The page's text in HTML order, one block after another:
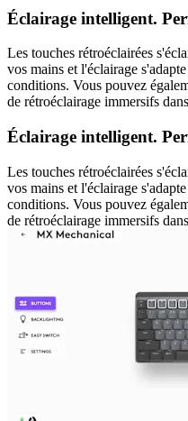
Éclairage intelligent.
Les touches rétroéclairées
vos mains et l'éclairage
conditions. Vous pouvez
de rétroéclairage immersifs
Éclairage intelligent.
Les touches rétroéclairées
vos mains et l'éclairage
conditions. Vous pouvez
de rétroéclairage immersifs